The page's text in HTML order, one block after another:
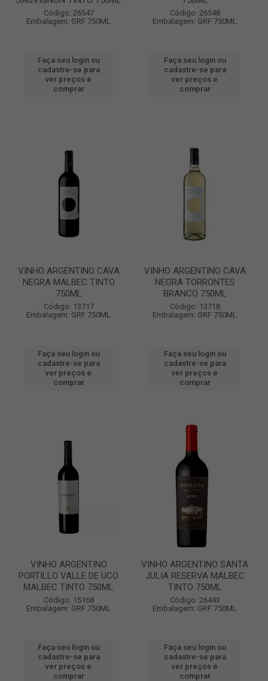
Código: 26547
Embalagem: GRF 750ML
Faça seu login ou
cadastre-se para
ver preços e
comprar
Código: 26548
Embalagem: GRF 750ML
Faça seu login ou
cadastre-se para
ver preços e
comprar
VINHO ARGENTINO CAVA
NEGRA MALBEC TINTO
750ML
Código: 13717
Embalagem: GRF 750ML
Faça seu login ou
cadastre-se para
ver preços e
comprar
VINHO ARGENTINO CAVA
NEGRA TORRONTES
BRANCO 750ML
Código: 13718
Embalagem: GRF 750ML
Faça seu login ou
cadastre-se para
ver preços e
comprar
VINHO ARGENTINO
PORTILLO VALLE DE UCO
MALBEC TINTO 750ML
Código: 15168
Embalagem: GRF 750ML
Faça seu login ou
cadastre-se para
ver preços e
comprar
VINHO ARGENTINO SANTA
JULIA RESERVA MALBEC
TINTO 750ML
Código: 26443
Embalagem: GRF 750ML
Faça seu login ou
cadastre-se para
ver preços e
comprar